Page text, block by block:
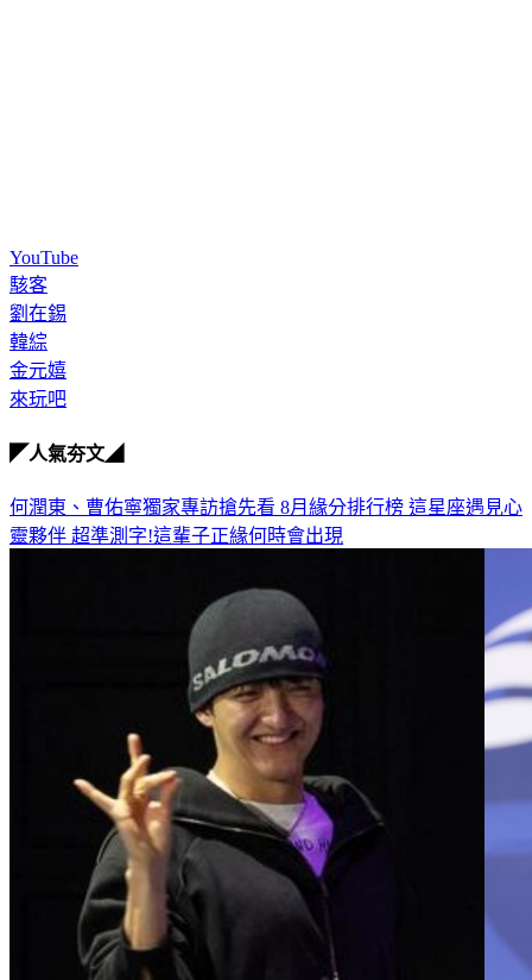
YouTube
駭客
劉在錫
韓綜
金元嬉
來玩吧
◤人氣夯文◢
何潤東、曹佑寧獨家專訪搶先看 8月緣分排行榜 這星座遇見心
靈夥伴 超準測字!這輩子正緣何時會出現